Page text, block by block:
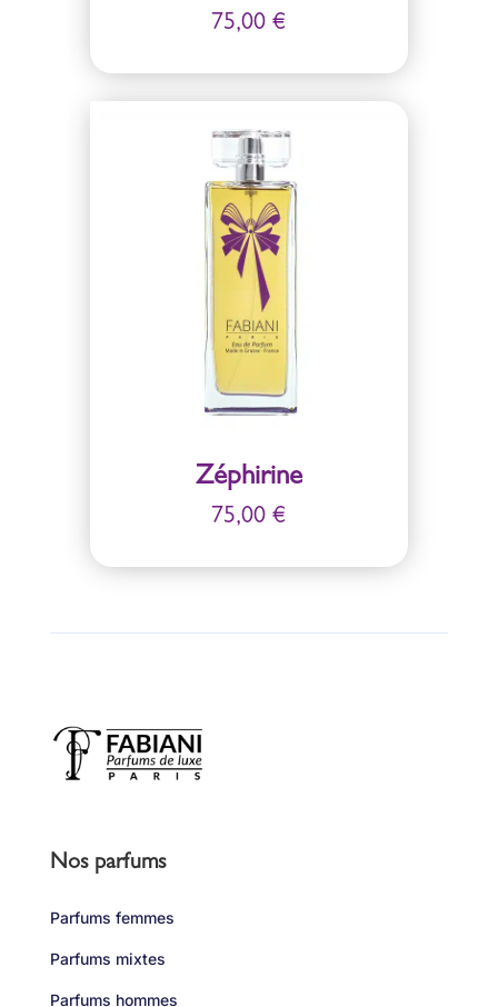
75,00€
Zéphirine
75,00€
Nos parfums
Parfums femmes
Parfums mixtes
Parfums hommes